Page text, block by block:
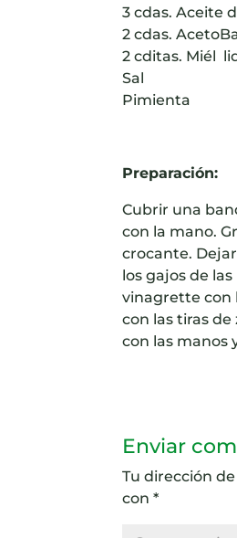
3 cdas. Aceite
2 cdas.
2 cditas. Miél
Sal
Pimienta
Preparación:
Cubrir una
con la mano.
crocante.
los gajos de
vinagrette con
con las tiras
con las manos
Enviar
Tu dirección
con*